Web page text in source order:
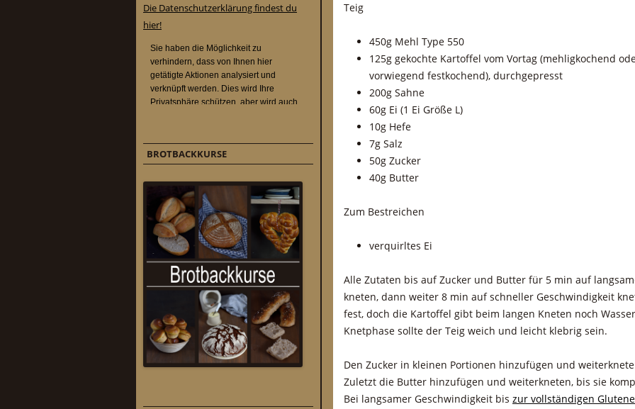
Teig
450g Mehl Type 550
125g gekochte Kartoffel vom Vortag (mehligkochend
vorwiegend festkochend), durchgepresst
200g Sahne
60g Ei (1 Ei Größe L)
10g Hefe
7g Salz
50g Zucker
40g Butter
Zum Bestreichen
verquirltes Ei
Alle Zutaten bis auf Zucker und Butter für 5 min auf
kneten, dann weiter 8 min auf schneller Geschwindigkeit
fest, doch die Kartoffel gibt beim langen Kneten noch
Knetphase sollte der Teig weich und leicht klebrig sein.
Den Zucker in kleinen Portionen hinzufügen und
Zuletzt die Butter hinzufügen und weiterkneten, bis sie
Bei langsamer Geschwindigkeit bis zur vollständigen
Die Datenschutzerklärung findest du
hier!
BROTBACKKURSE